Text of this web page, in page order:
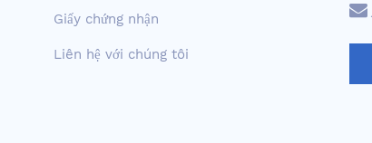
Giấy chứng nhận
Liên hệ với chúng tôi